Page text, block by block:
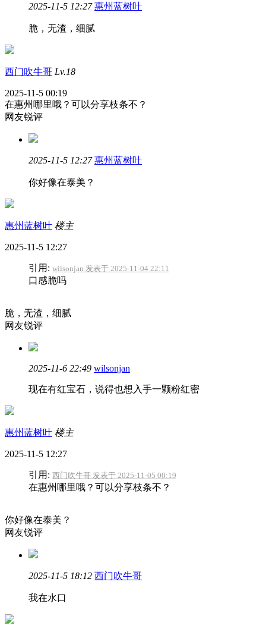
2025-11-5 12:27 惠州蓝树叶
脆，无渣，细腻
西门吹牛哥 Lv.18
2025-11-5 00:19
在惠州哪里哦？可以分享枝条不？
网友锐评
2025-11-5 12:27 惠州蓝树叶
你好像在泰美？
惠州蓝树叶 楼主
2025-11-5 12:27
引用: wilsonjan 发表于 2025-11-04 22:11
口感脆吗
脆，无渣，细腻
网友锐评
2025-11-6 22:49 wilsonjan
现在有红宝石，说得也想入手一颗粉红密
惠州蓝树叶 楼主
2025-11-5 12:27
引用: 西门吹牛哥 发表于 2025-11-05 00:19
在惠州哪里哦？可以分享枝条不？
你好像在泰美？
网友锐评
2025-11-5 18:12 西门吹牛哥
我在水口